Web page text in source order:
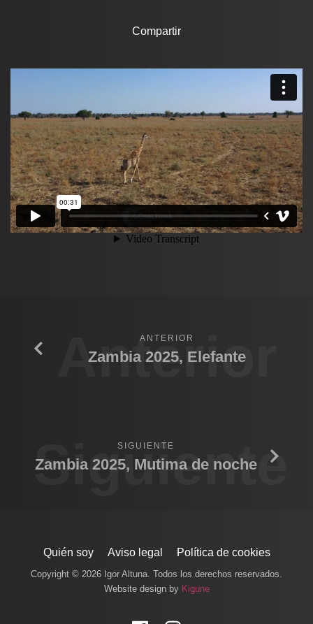
Compartir
Anterior
ANTERIOR
Zambia 2025, Elefante
Siguiente
SIGUIENTE
Zambia 2025, Mutima de noche
Quién soy Aviso legal Política de cookies
Copyright © 2026 Igor Altuna. Todos los derechos reservados.
Website design by Kigune